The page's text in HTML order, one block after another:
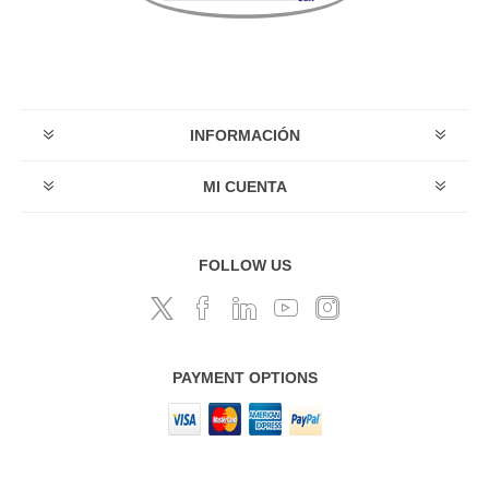
INFORMACIÓN
MI CUENTA
FOLLOW US
PAYMENT OPTIONS